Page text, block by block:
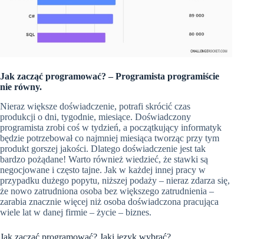
Jak zacząć programować? – Programista programiście
nie równy.
Nieraz większe doświadczenie, potrafi skrócić czas
produkcji o dni, tygodnie, miesiące. Doświadczony
programista zrobi coś w tydzień, a początkujący informatyk
będzie potrzebował co najmniej miesiąca tworząc przy tym
produkt gorszej jakości. Dlatego doświadczenie jest tak
bardzo pożądane! Warto również wiedzieć, że stawki są
negocjowane i często tajne. Jak w każdej innej pracy w
przypadku dużego popytu, niższej podaży – nieraz zdarza się,
że nowo zatrudniona osoba bez większego zatrudnienia –
zarabia znacznie więcej niż osoba doświadczona pracująca
wiele lat w danej firmie – życie – biznes.
Jak zacząć programować? Jaki język wybrać?